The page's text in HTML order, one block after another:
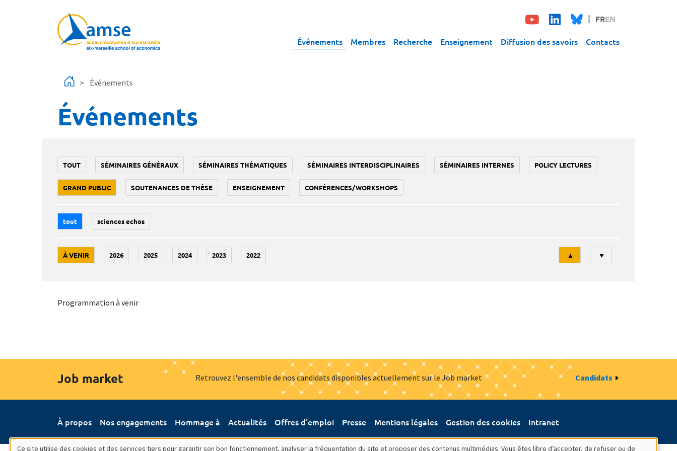
FREN
Événements Membres Recherche Enseignement Diffusion des savoirs Contacts
Événements
Événements
TOUT SÉMINAIRES GÉNÉRAUX SÉMINAIRES THÉMATIQUES SÉMINAIRES INTERDISCIPLINAIRES SÉMINAIRES INTERNES POLICY LECTURES
GRAND PUBLIC SOUTENANCES DE THÈSE ENSEIGNEMENT CONFÉRENCES/WORKSHOPS
tout sciences echos
À VENIR 2026 2025 2024 2023 2022
Tri
▲ ▼
Programmation à venir
Job market Retrouvez l'ensemble de nos candidats disponibles actuellement sur le Job market Candidats
À propos Nos engagements Hommage à Actualités Offres d'emploi Presse Mentions légales Gestion des cookies Intranet
Ce site utilise des cookies et des services tiers pour garantir son bon fonctionnement, analyser la fréquentation du site et proposer des contenus multimédias. Vous êtes libre d’accepter, de refuser ou de